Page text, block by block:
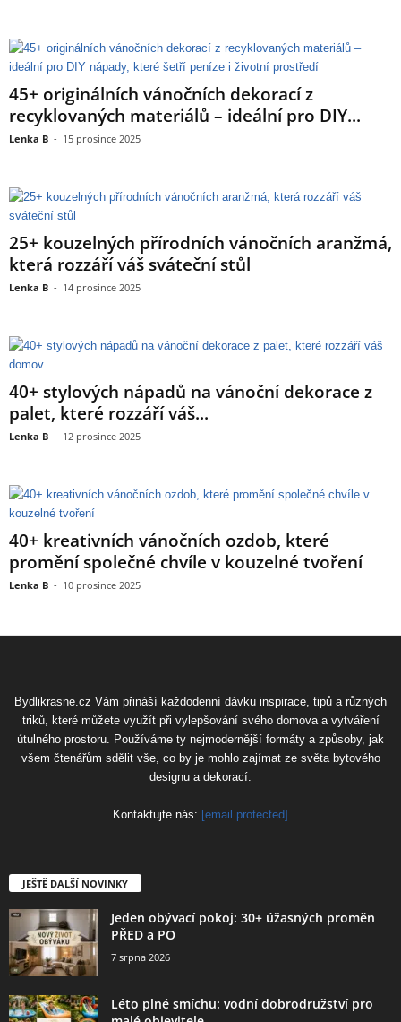
45+ originálních vánočních dekorací z
recyklovaných materiálů – ideální pro DIY...
Lenka B - 15 prosince 2025
25+ kouzelných přírodních vánočních aranžmá,
která rozzáří váš sváteční stůl
Lenka B - 14 prosince 2025
40+ stylových nápadů na vánoční dekorace z
palet, které rozzáří váš...
Lenka B - 12 prosince 2025
40+ kreativních vánočních ozdob, které
promění společné chvíle v kouzelné tvoření
Lenka B - 10 prosince 2025
Bydlikrasne.cz Vám přináší každodenní dávku inspirace, tipů a různých
triků, které můžete využít při vylepšování svého domova a vytváření
útulného prostoru. Používáme ty nejmodernější formáty a způsoby, jak
všem čtenářům sdělit vše, co by je mohlo zajímat ze světa bytového
designu a dekorací.
Kontaktujte nás: [email protected]
JEŠTĚ DALŠÍ NOVINKY
Jeden obývací pokoj: 30+ úžasných proměn
PŘED a PO
7 srpna 2026
Léto plné smíchu: vodní dobrodružství pro